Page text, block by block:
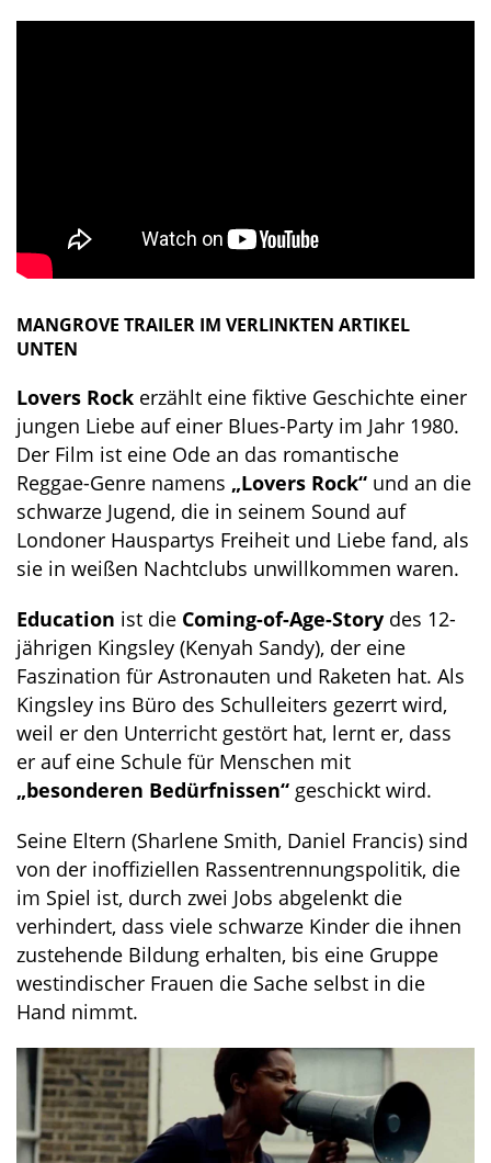
MANGROVE TRAILER IM VERLINKTEN ARTIKEL
UNTEN
Lovers Rock erzählt eine fiktive Geschichte einer
jungen Liebe auf einer Blues-Party im Jahr 1980.
Der Film ist eine Ode an das romantische
Reggae-Genre namens „Lovers Rock“ und an die
schwarze Jugend, die in seinem Sound auf
Londoner Hauspartys Freiheit und Liebe fand, als
sie in weißen Nachtclubs unwillkommen waren.
Education ist die Coming-of-Age-Story des 12-
jährigen Kingsley (Kenyah Sandy), der eine
Faszination für Astronauten und Raketen hat. Als
Kingsley ins Büro des Schulleiters gezerrt wird,
weil er den Unterricht gestört hat, lernt er, dass
er auf eine Schule für Menschen mit
„besonderen Bedürfnissen“ geschickt wird.
Seine Eltern (Sharlene Smith, Daniel Francis) sind
von der inoffiziellen Rassentrennungspolitik, die
im Spiel ist, durch zwei Jobs abgelenkt die
verhindert, dass viele schwarze Kinder die ihnen
zustehende Bildung erhalten, bis eine Gruppe
westindischer Frauen die Sache selbst in die
Hand nimmt.